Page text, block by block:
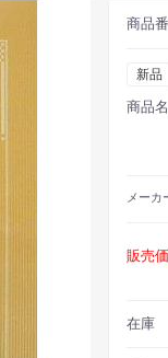
商品
新品
商品名
メーカ
販売
在庫